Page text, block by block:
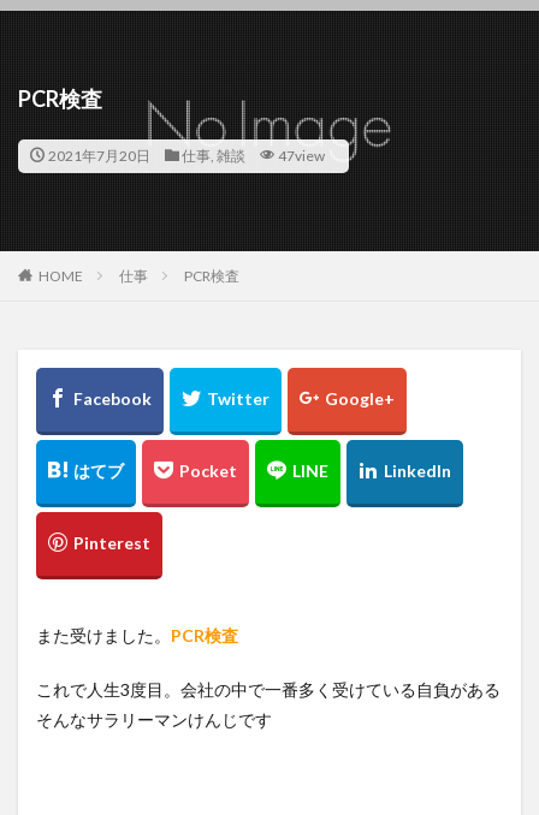
PCR検査
2021年7月20日 仕事, 雑談 47view
HOME 仕事 PCR検査
また受けました。 PCR検査
これで人生3度目。会社の中で一番多く受けている自負がある
そんなサラリーマンけんじです